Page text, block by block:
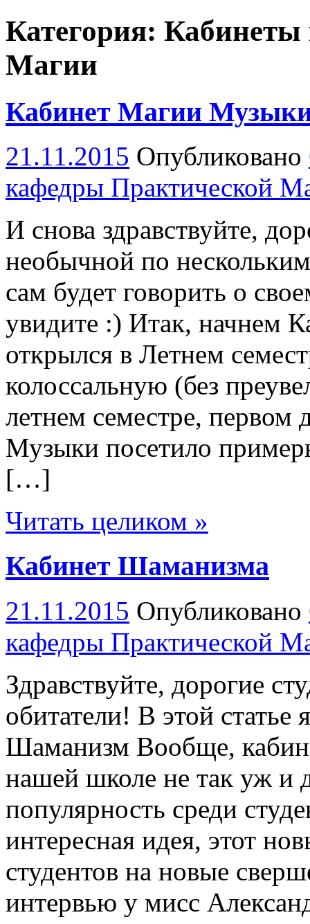
Категория:
Магии
Кабинет Магии
21.11.2015 Опубликовано
кафедры Практической
И снова здравствуйте,
необычной по
сам будет говорить о
увидите :) Итак, начнем
открылся в Летнем
колоссальную (без
летнем семестре,
Музыки посетило
[…]
Читать целиком »
Кабинет Шаманизма
21.11.2015 Опубликовано
кафедры Практической
Здравствуйте, дорогие
обитатели! В этой
Шаманизм Вообще,
нашей школе не так уж и
популярность среди
интересная идея, этот
студентов на новые
интервью у мисс